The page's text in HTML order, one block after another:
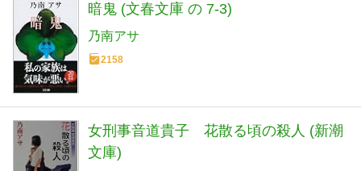
暗鬼 (文春文庫 の 7-3)
乃南アサ
2158
女刑事音道貴子 花散る頃の殺人 (新潮
文庫)